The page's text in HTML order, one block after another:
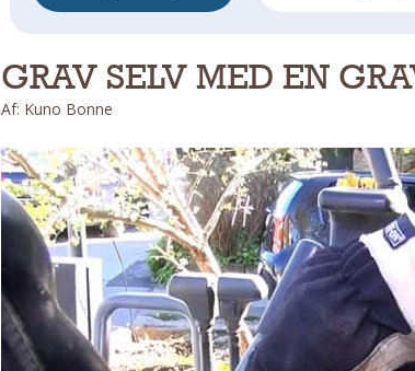
GRAV SELV MED EN
Af: Kuno Bonne